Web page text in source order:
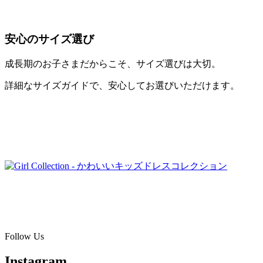
安心のサイズ選び
成長期のお子さまだからこそ、サイズ選びは大切。
詳細なサイズガイドで、安心してお選びいただけます。
Follow Us